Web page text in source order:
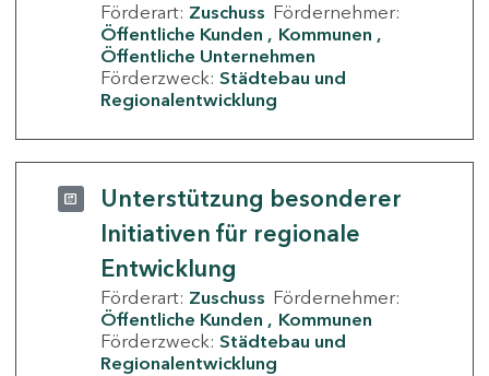
Förderart: Zuschuss Fördernehmer:
Öffentliche Kunden
Kommunen
Öffentliche Unternehmen
Förderzweck: Städtebau und
Regionalentwicklung
Unterstützung besonderer
Initiativen für regionale
Entwicklung
Förderart: Zuschuss Fördernehmer:
Öffentliche Kunden
Kommunen
Förderzweck: Städtebau und
Regionalentwicklung